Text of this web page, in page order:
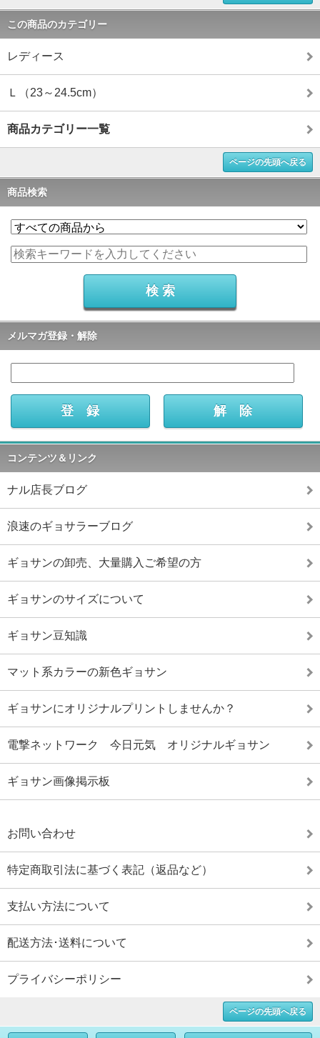
この商品のカテゴリー
レディース
Ｌ（23～24.5cm）
商品カテゴリー一覧
ページの先頭へ戻る
商品検索
メルマガ登録・解除
コンテンツ＆リンク
ナル店長ブログ
浪速のギョサラーブログ
ギョサンの卸売、大量購入ご希望の方
ギョサンのサイズについて
ギョサン豆知識
マット系カラーの新色ギョサン
ギョサンにオリジナルプリントしませんか？
電撃ネットワーク 今日元気 オリジナルギョサン
ギョサン画像掲示板
お問い合わせ
特定商取引法に基づく表記（返品など）
支払い方法について
配送方法･送料について
プライバシーポリシー
ページの先頭へ戻る